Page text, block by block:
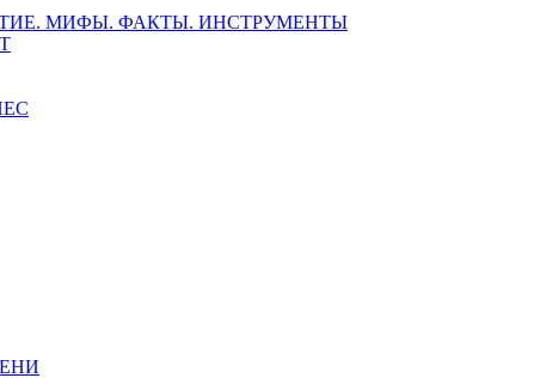
МИФЫ. ФАКТЫ. ИНСТРУМЕНТЫ